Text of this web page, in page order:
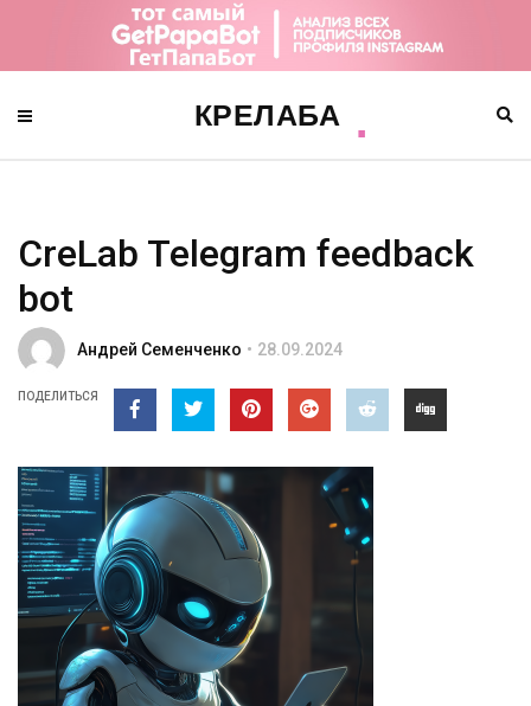
CreLab Telegram feedback
bot
Андрей Семенченко 28.09.2024
ПОДЕЛИТЬСЯ